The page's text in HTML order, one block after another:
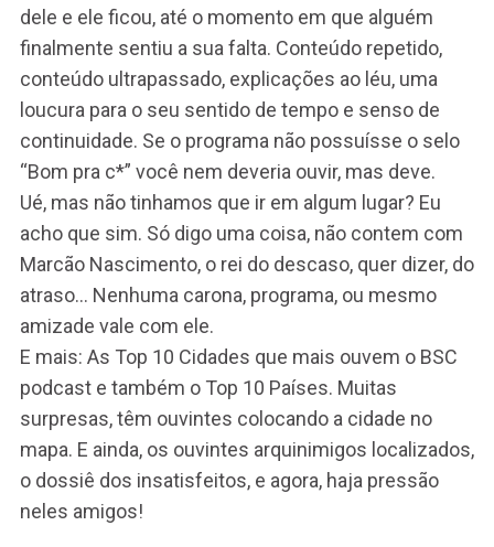
dele e ele ficou, até o momento em que alguém
finalmente sentiu a sua falta. Conteúdo repetido,
conteúdo ultrapassado, explicações ao léu, uma
loucura para o seu sentido de tempo e senso de
continuidade. Se o programa não possuísse o selo
“Bom pra c*” você nem deveria ouvir, mas deve.
Ué, mas não tinhamos que ir em algum lugar? Eu
acho que sim. Só digo uma coisa, não contem com
Marcão Nascimento, o rei do descaso, quer dizer, do
atraso… Nenhuma carona, programa, ou mesmo
amizade vale com ele.
E mais: As Top 10 Cidades que mais ouvem o BSC
podcast e também o Top 10 Países. Muitas
surpresas, têm ouvintes colocando a cidade no
mapa. E ainda, os ouvintes arquinimigos localizados,
o dossiê dos insatisfeitos, e agora, haja pressão
neles amigos!